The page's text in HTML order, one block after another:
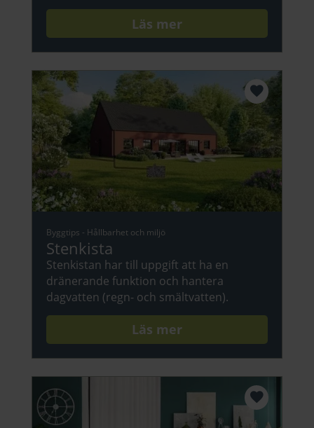
Läs mer
Byggtips - Hållbarhet och miljö
Stenkista
Stenkistan har till uppgift att ha en
dränerande funktion och hantera
dagvatten (regn- och smältvatten).
Läs mer